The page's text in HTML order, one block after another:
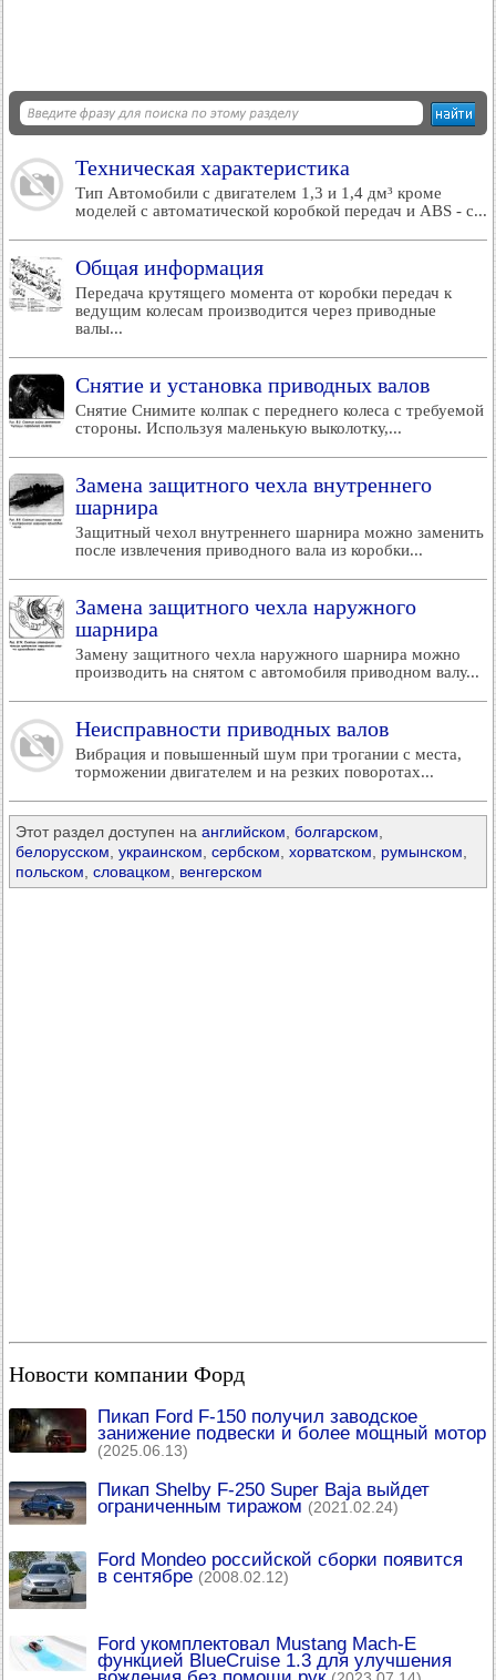
Техническая характеристика
Тип Автомобили с двигателем 1,3 и 1,4 дм³ кроме
моделей с автоматической коробкой передач и ABS - с...
Общая информация
Передача крутящего момента от коробки передач к
ведущим колесам производится через приводные
валы...
Снятие и установка приводных валов
Снятие Снимите колпак с переднего колеса с требуемой
стороны. Используя маленькую выколотку,...
Замена защитного чехла внутреннего
шарнира
Защитный чехол внутреннего шарнира можно заменить
после извлечения приводного вала из коробки...
Замена защитного чехла наружного
шарнира
Замену защитного чехла наружного шарнира можно
производить на снятом с автомобиля приводном валу...
Неисправности приводных валов
Вибрация и повышенный шум при трогании с места,
торможении двигателем и на резких поворотах...
Этот раздел доступен на английском болгарском
белорусском украинском сербском хорватском румынском
польском словацком венгерском
Новости компании Форд
Пикап Ford F-150 получил заводское
занижение подвески и более мощный мотор
(2025.06.13)
Пикап Shelby F-250 Super Baja выйдет
ограниченным тиражом (2021.02.24)
Ford Mondeo российской сборки появится
в сентябре (2008.02.12)
Ford укомплектовал Mustang Mach-E
функцией BlueCruise 1.3 для улучшения